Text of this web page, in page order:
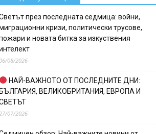
през последната седмица: войни,
кризи, политически трусове,
и новата битка за изкуствения
08/2026
НАЙ-ВАЖНОТО ОТ ПОСЛЕДНИТЕ ДНИ:
ВЕЛИКОБРИТАНИЯ, ЕВРОПА И
07/2026